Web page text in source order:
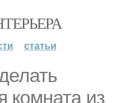
статьи
комната из